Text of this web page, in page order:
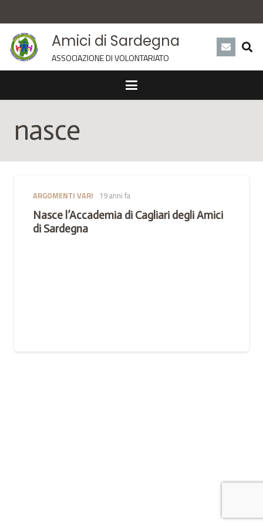
Amici di Sardegna
ASSOCIAZIONE DI VOLONTARIATO
nasce
ARGOMENTI VARI 19 anni fa
Nasce l’Accademia di Cagliari degli Amici
di Sardegna